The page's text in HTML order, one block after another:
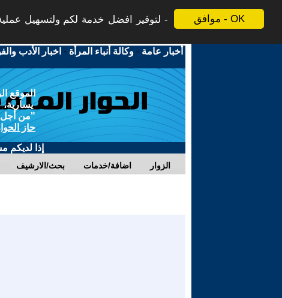
موافق - OK
لتوفير افضل خدمة لكم ولتسهيل
أخبار عامة -وكالة أنباء المرأة - اخبار الأدب
الموقع
يسارية،
"من أجل
حاز
إذا لديكم
بحث/الارشيف اضافة/خدمات الزوار